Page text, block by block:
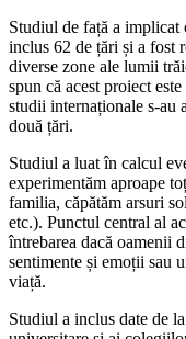
Studiul de față a implicat
inclus 62 de țări și a fost
diverse zone ale lumii
spun că acest proiect
studii internaționale s-au
două țări.
Studiul a luat în calcul
experimentăm aproape
familia, căpătăm arsuri
etc.). Punctul central al
întrebarea dacă oamenii
sentimente și emoții sau
viață.
Studiul a inclus date de